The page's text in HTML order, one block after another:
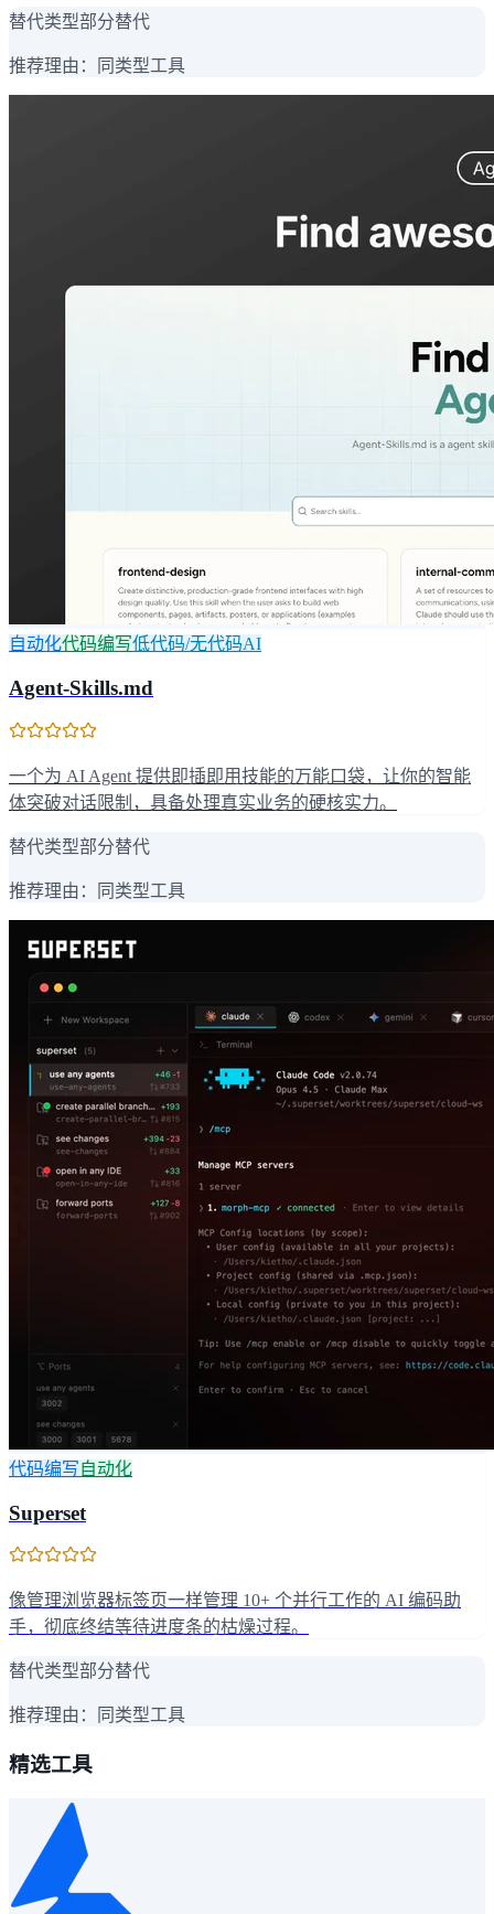
替代类型部分替代
推荐理由： 同类型工具
自动化代码编写低代码/无代码AI
Agent-Skills.md
一个为 AI Agent 提供即插即用技能的万能口袋，让你的智能
体突破对话限制，具备处理真实业务的硬核实力。
替代类型部分替代
推荐理由： 同类型工具
代码编写自动化
Superset
像管理浏览器标签页一样管理 10+ 个并行工作的 AI 编码助
手，彻底终结等待进度条的枯燥过程。
替代类型部分替代
推荐理由： 同类型工具
精选工具